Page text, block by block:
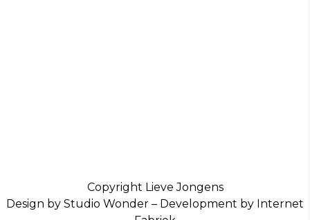
Copyright Lieve Jongens
Design by Studio Wonder – Development by Internet